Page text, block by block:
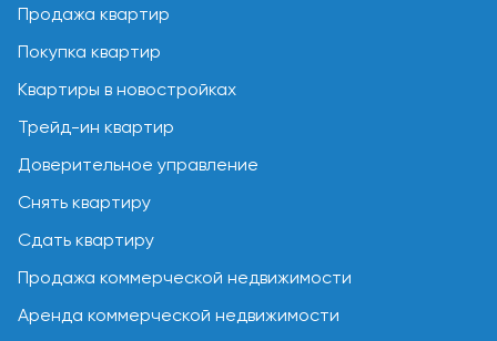
Продажа квартир
Покупка квартир
Квартиры в новостройках
Трейд-ин квартир
Доверительное управление
Снять квартиру
Сдать квартиру
Продажа коммерческой недвижимости
Аренда коммерческой недвижимости